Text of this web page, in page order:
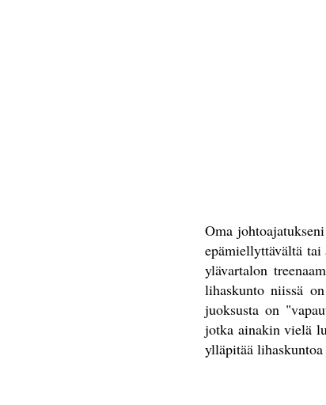
Oma
epämiellyttävältä
ylävartalon
lihaskunto niissä
juoksusta on
jotka ainakin vielä
ylläpitää